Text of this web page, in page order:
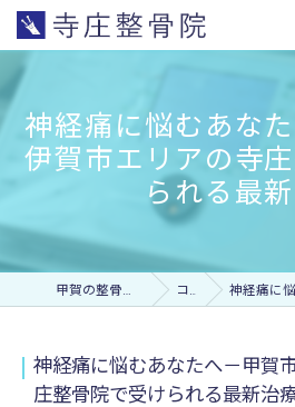
神経痛に悩むあな
伊賀市エリアの寺
られる最
甲賀の整骨院なら寺庄整骨院 コラム 神経痛に悩むあなたへ
神経痛に悩むあなたへ－甲賀
庄整骨院で受けられる最新治